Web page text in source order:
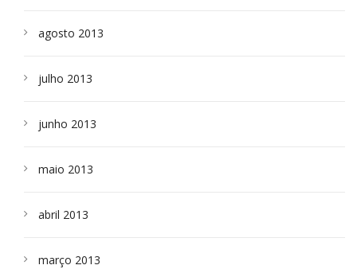
agosto 2013
julho 2013
junho 2013
maio 2013
abril 2013
março 2013